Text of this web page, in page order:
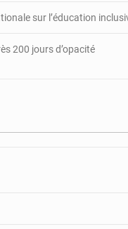
sur l’éducation
200 jours d’opacité